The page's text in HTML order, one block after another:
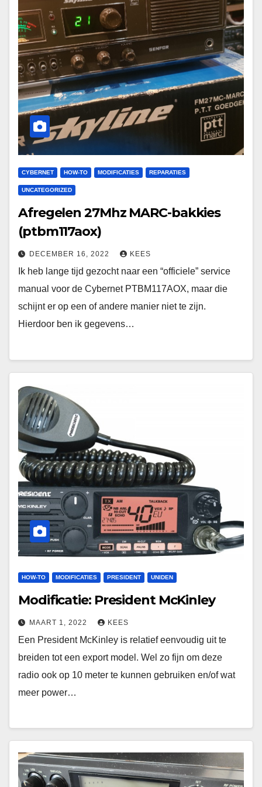
CYBERNET HOW-TO MODIFICATIES REPARATIES
UNCATEGORIZED
Afregelen 27Mhz MARC-bakkies
(ptbm117aox)
DECEMBER 16, 2022 KEES
Ik heb lange tijd gezocht naar een “officiele” service
manual voor de Cybernet PTBM117AOX, maar die
schijnt er op een of andere manier niet te zijn.
Hierdoor ben ik gegevens…
HOW-TO MODIFICATIES PRESIDENT UNIDEN
Modificatie: President McKinley
MAART 1, 2022 KEES
Een President McKinley is relatief eenvoudig uit te
breiden tot een export model. Wel zo fijn om deze
radio ook op 10 meter te kunnen gebruiken en/of wat
meer power…